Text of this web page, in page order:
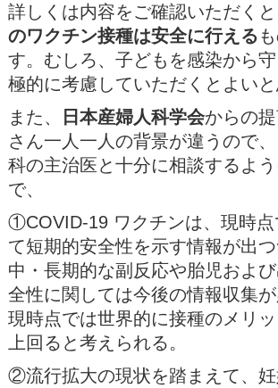
詳しくは内容をご確認いただくと
のワクチン接種は安全に行える
す。むしろ、子どもを感染から
極的に考慮していただくとよいと
また、
日本産婦人科学会からの
さん⼀⼈⼀⼈の背景が違うので
科の主治医と⼗分に相談するよ
で、
①COVID-19 ワクチンは、現時点
て短期的安全性を⽰す情報が出つ
中・⻑期的な副反応や胎児およ
全性に関しては今後の情報収集が
現時点では世界的に接種のメリ
上回ると考えられる。
②流⾏拡⼤の現状を踏まえて、